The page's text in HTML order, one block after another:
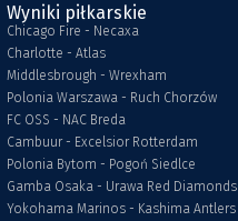
Wyniki piłkarskie
Chicago Fire - Necaxa
Charlotte - Atlas
Middlesbrough - Wrexham
Polonia Warszawa - Ruch Chorzów
FC OSS - NAC Breda
Cambuur - Excelsior Rotterdam
Polonia Bytom - Pogoń Siedlce
Gamba Osaka - Urawa Red Diamonds
Yokohama Marinos - Kashima Antlers